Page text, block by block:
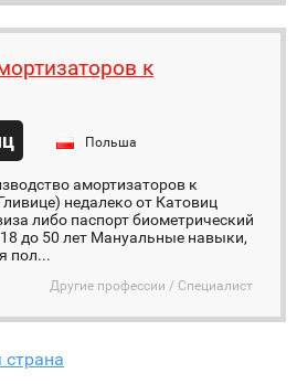
к
Польша
амортизаторов к
недалеко от Катовиц
либо паспорт биометрический
до 50 лет Мануальные навыки,
пол...
Другие профессии / Специалист